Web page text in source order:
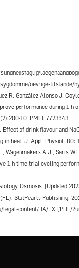
oevrige-tilstande/
R, González-Alonso J,
performance during 1 h
10. PMID: 7723643.
Effect of drink flavour and
in heat. J. Appl. Physiol. 80:
Wagenmakers A.J., Saris
1 h time trial cycling
Osmosis. [Updated
StatPearls Publishing;
legal-content/DA/TXT/PDF/